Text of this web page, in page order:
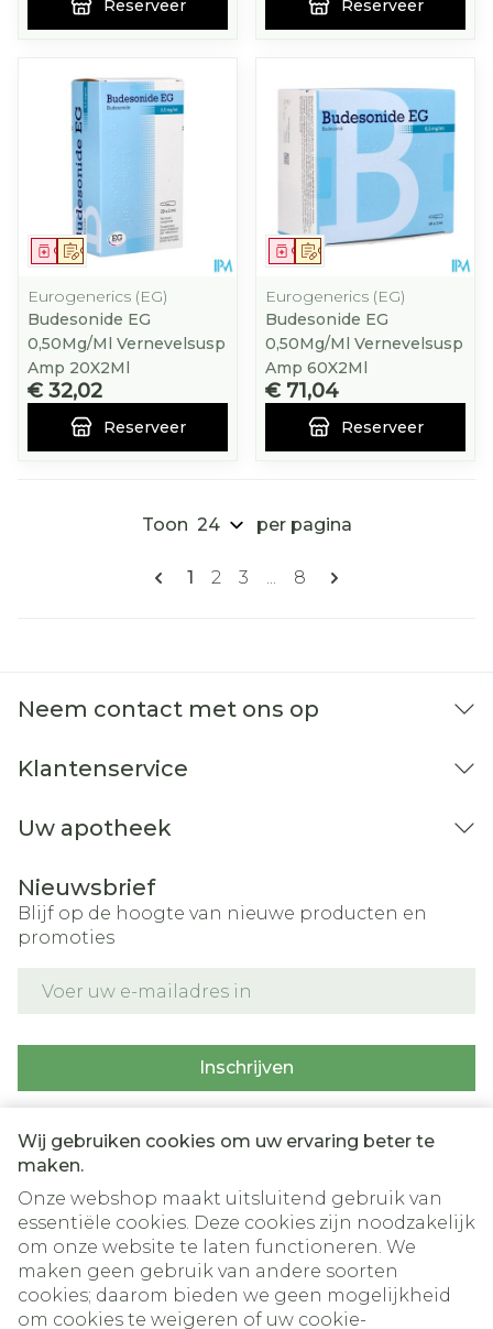
Wij gebruiken cookies om uw ervaring beter te
maken.
Onze webshop maakt uitsluitend gebruik van
essentiële cookies. Deze cookies zijn noodzakelijk
om onze website te laten functioneren. We
maken geen gebruik van andere soorten
cookies; daarom bieden we geen mogelijkheid
om cookies te weigeren of uw cookie-
Reserveer Reserveer
Op voorschrift
Geneesmiddel
Eurogenerics (EG)
Budesonide EG
0,50Mg/Ml Vernevelsusp
Amp 20X2Ml
€ 32,02
Reserveer
Op voorschrift
Geneesmiddel
Eurogenerics (EG)
Budesonide EG
0,50Mg/Ml Vernevelsusp
Amp 60X2Ml
€ 71,04
Reserveer
Pagina's
U lees momenteel pagina
1 Pagina
2 Pagina
3 ... Pagina
8
Toon per pagina
Neem contact met ons op
Klantenservice
Uw apotheek
Nieuwsbrief
Blijf op de hoogte van nieuwe producten en
promoties
Inschrijven
nieuwsbrief en gaat u akkoord met onzeprivacy policy